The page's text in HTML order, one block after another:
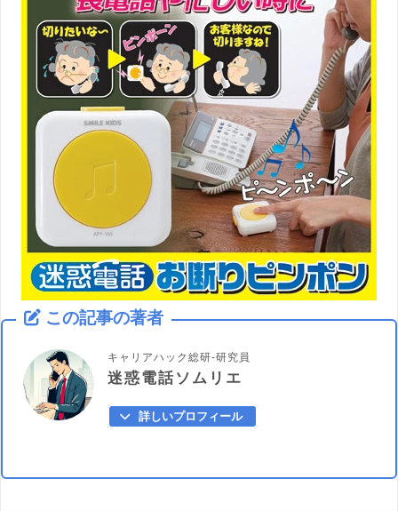
この記事の著者
キャリアハック総研-研究員
迷惑電話ソムリエ
詳しいプロフィール